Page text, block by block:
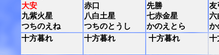
大安
九紫火星
つちのえね
赤口
八白土星
つちのとうし
先勝
七赤金星
かのえとら
友
六
か
十方暮れ
十方暮れ 十方暮れ 十